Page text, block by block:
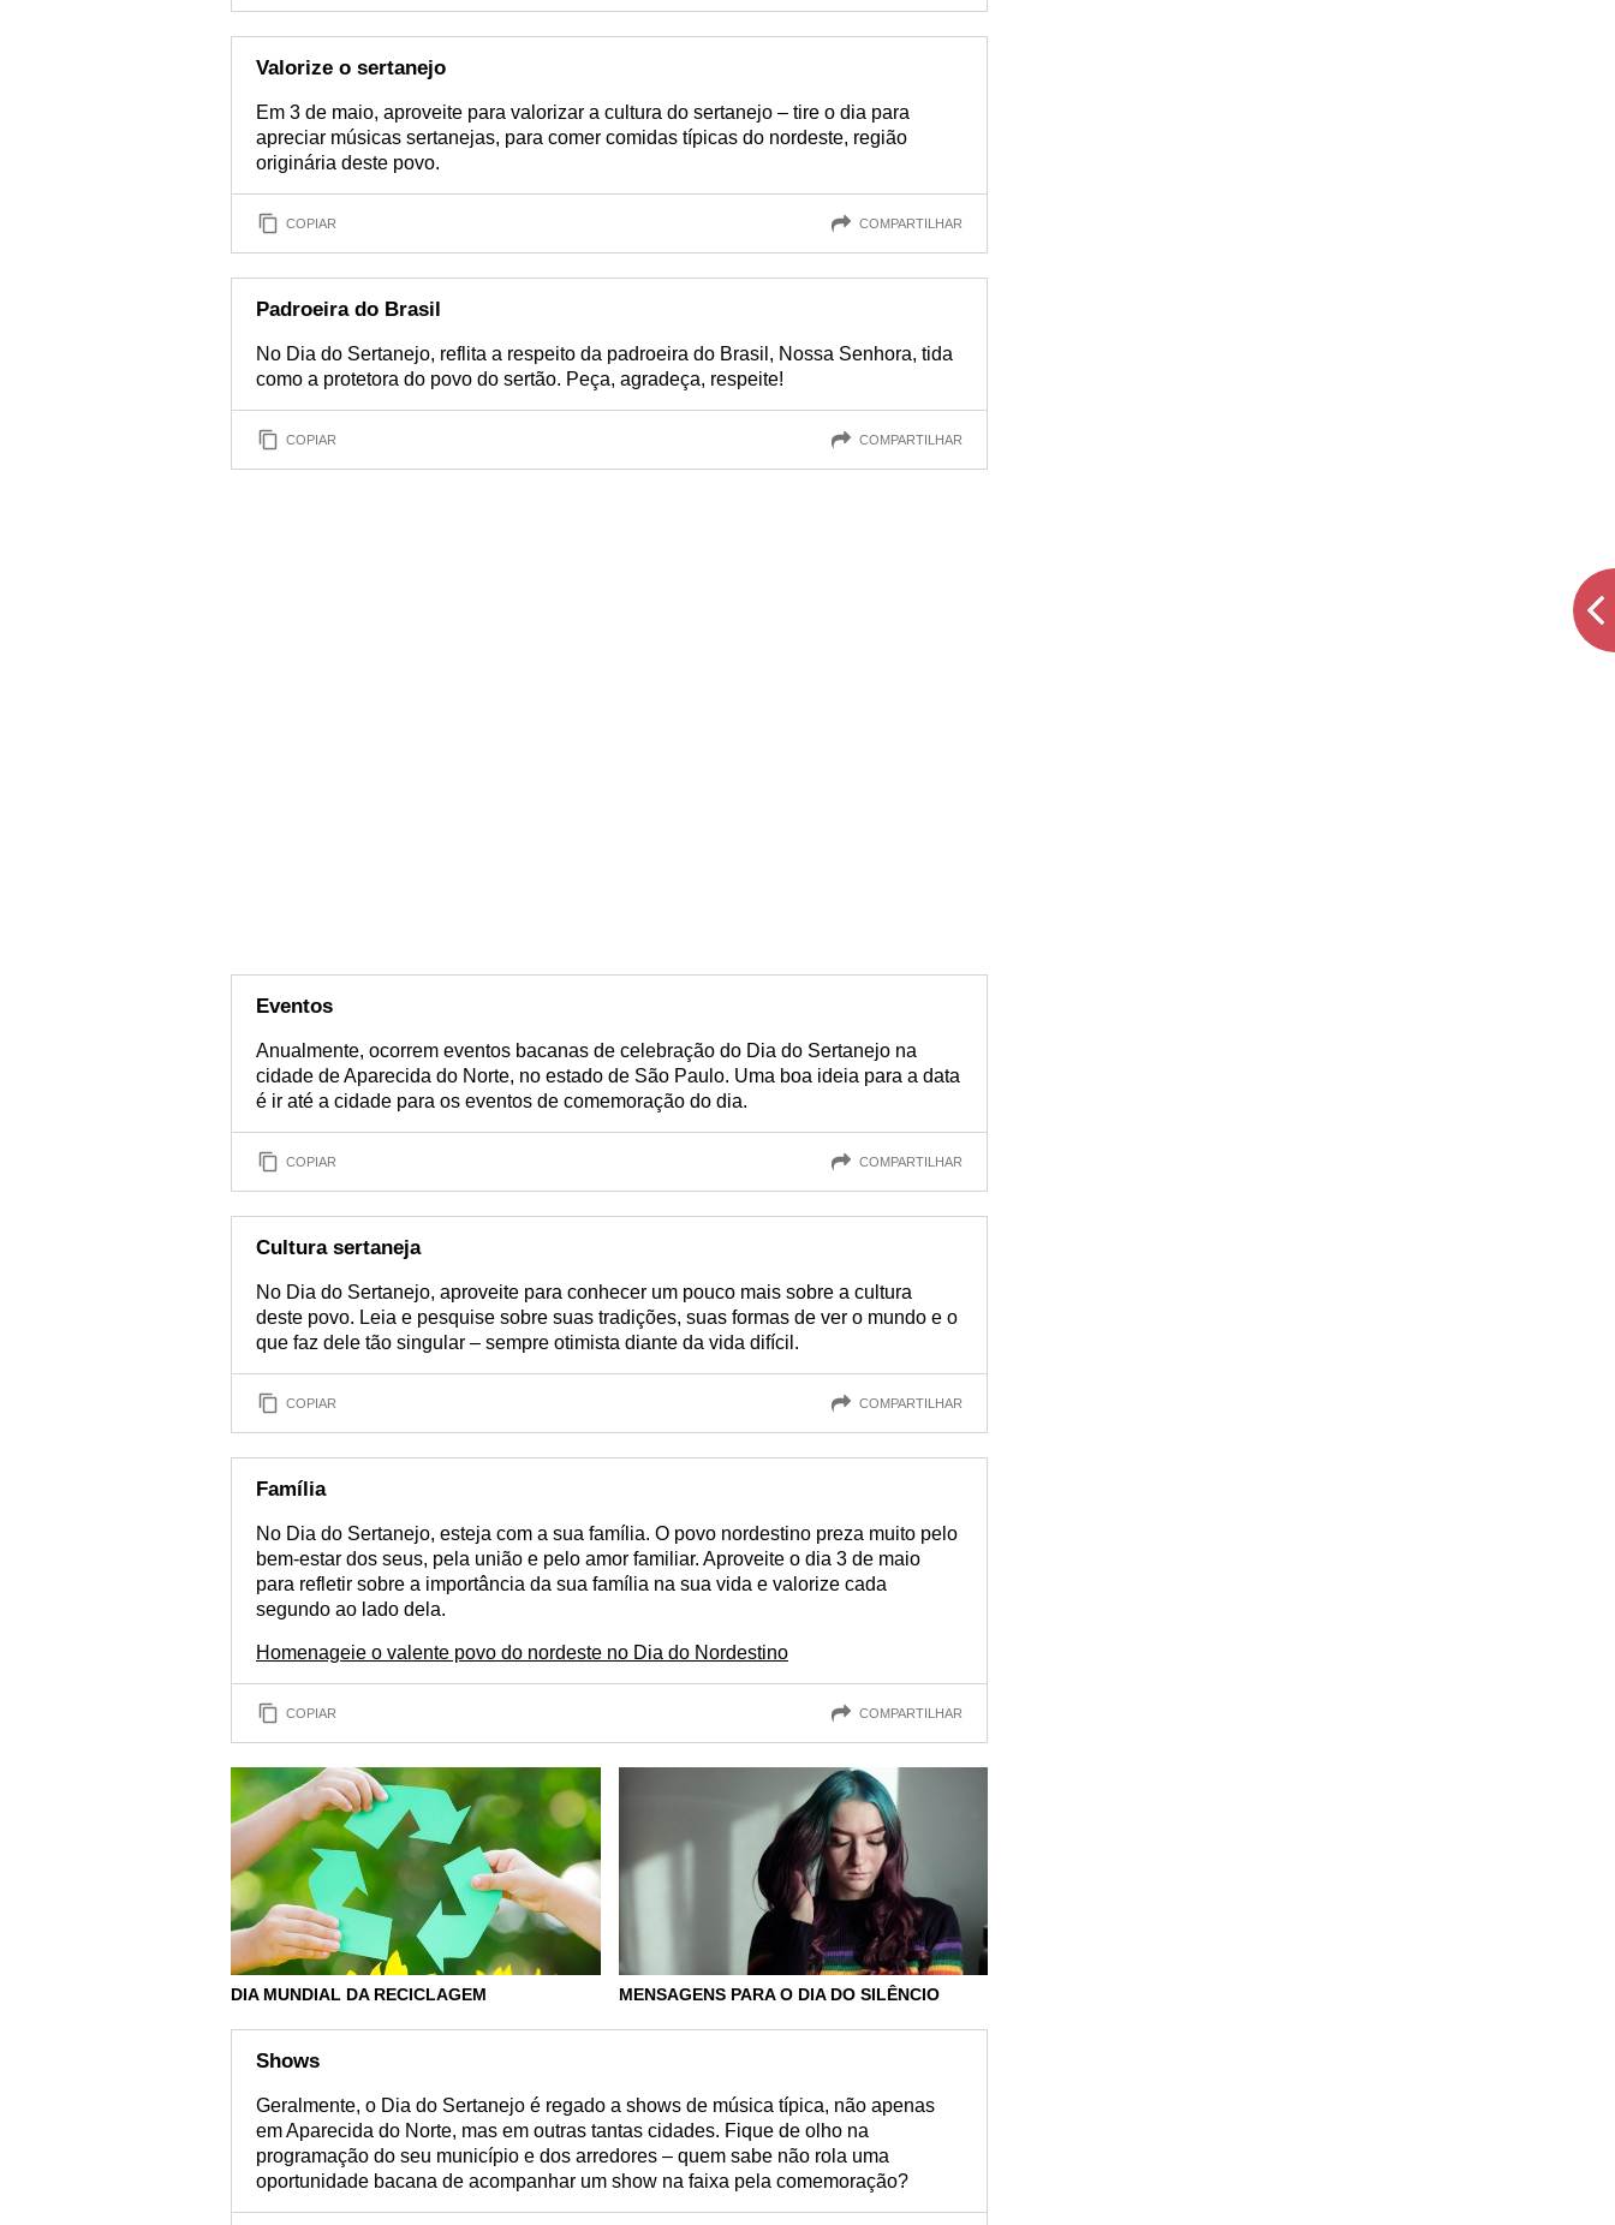
Valorize o sertanejo
Em 3 de maio, aproveite para valorizar a cultura do sertanejo – tire o dia para
apreciar músicas sertanejas, para comer comidas típicas do nordeste, região
originária deste povo.
COPIAR COMPARTILHAR
Padroeira do Brasil
No Dia do Sertanejo, reflita a respeito da padroeira do Brasil, Nossa Senhora, tida
como a protetora do povo do sertão. Peça, agradeça, respeite!
COPIAR COMPARTILHAR
Eventos
Anualmente, ocorrem eventos bacanas de celebração do Dia do Sertanejo na
cidade de Aparecida do Norte, no estado de São Paulo. Uma boa ideia para a data
é ir até a cidade para os eventos de comemoração do dia.
COPIAR COMPARTILHAR
Cultura sertaneja
No Dia do Sertanejo, aproveite para conhecer um pouco mais sobre a cultura
deste povo. Leia e pesquise sobre suas tradições, suas formas de ver o mundo e o
que faz dele tão singular – sempre otimista diante da vida difícil.
COPIAR COMPARTILHAR
Família
No Dia do Sertanejo, esteja com a sua família. O povo nordestino preza muito pelo
bem-estar dos seus, pela união e pelo amor familiar. Aproveite o dia 3 de maio
para refletir sobre a importância da sua família na sua vida e valorize cada
segundo ao lado dela.
Homenageie o valente povo do nordeste no Dia do Nordestino
COPIAR COMPARTILHAR
DIA MUNDIAL DA RECICLAGEM MENSAGENS PARA O DIA DO SILÊNCIO
Shows
Geralmente, o Dia do Sertanejo é regado a shows de música típica, não apenas
em Aparecida do Norte, mas em outras tantas cidades. Fique de olho na
programação do seu município e dos arredores – quem sabe não rola uma
oportunidade bacana de acompanhar um show na faixa pela comemoração?